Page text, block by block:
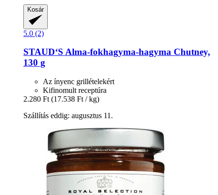
Kosár
5.0 (2)
STAUD‘S Alma-​fokhagyma-​hagyma Chutney,
130 g
Az ínyenc grillételekért
Kifinomult receptúra
2.280 Ft (17.538 Ft / kg)
Szállítás eddig: augusztus 11.